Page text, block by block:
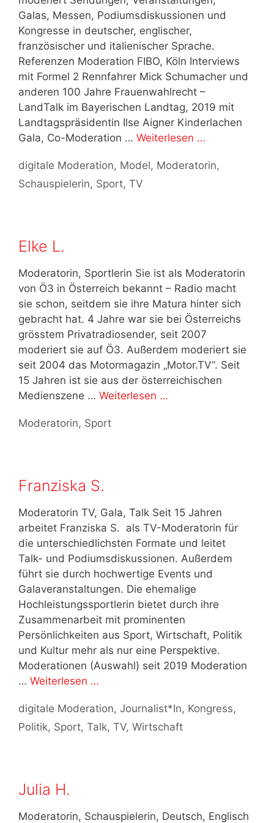
Galas, Messen, Podiumsdiskussionen und
Kongresse in deutscher, englischer,
französischer und italienischer Sprache.
Referenzen Moderation FIBO, Köln Interviews
mit Formel 2 Rennfahrer Mick Schumacher und
anderen 100 Jahre Frauenwahlrecht –
LandTalk im Bayerischen Landtag, 2019 mit
Landtagspräsidentin Ilse Aigner Kinderlachen
Gala, Co-Moderation … Weiterlesen …
Kategorien
digitale Moderation, Model, Moderatorin,
Schauspielerin, Sport, TV
Elke L.
Moderatorin, Sportlerin Sie ist als Moderatorin
von Ö3 in Österreich bekannt – Radio macht
sie schon, seitdem sie ihre Matura hinter sich
gebracht hat. 4 Jahre war sie bei Österreichs
grösstem Privatradiosender, seit 2007
moderiert sie auf Ö3. Außerdem moderiert sie
seit 2004 das Motormagazin „Motor.TV“. Seit
15 Jahren ist sie aus der österreichischen
Medienszene … Weiterlesen …
Kategorien
Moderatorin, Sport
Franziska S.
Moderatorin TV, Gala, Talk Seit 15 Jahren
arbeitet Franziska S. als TV-Moderatorin für
die unterschiedlichsten Formate und leitet
Talk- und Podiumsdiskussionen. Außerdem
führt sie durch hochwertige Events und
Galaveranstaltungen. Die ehemalige
Hochleistungssportlerin bietet durch ihre
Zusammenarbeit mit prominenten
Persönlichkeiten aus Sport, Wirtschaft, Politik
und Kultur mehr als nur eine Perspektive.
Moderationen (Auswahl) seit 2019 Moderation
… Weiterlesen …
Kategorien
digitale Moderation, Journalist*In, Kongress,
Politik, Sport, Talk, TV, Wirtschaft
Julia H.
Moderatorin, Schauspielerin, Deutsch, Englisch